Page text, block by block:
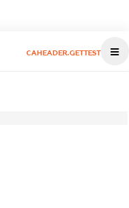
CAHEADER.GETTEST